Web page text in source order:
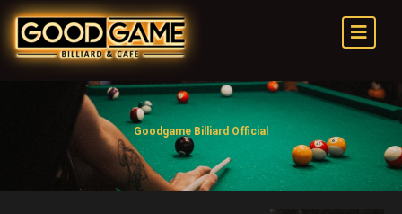
Goodgame Billiard Official